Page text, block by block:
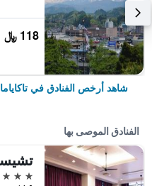
118 ﷼
شاهد أرخص الفنادق في تاكاياما
الفنادق الموصى بها
3 نجوم